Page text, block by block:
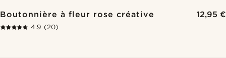
Boutonnière à fleur rose créative 12,95 €
4.9 (20)